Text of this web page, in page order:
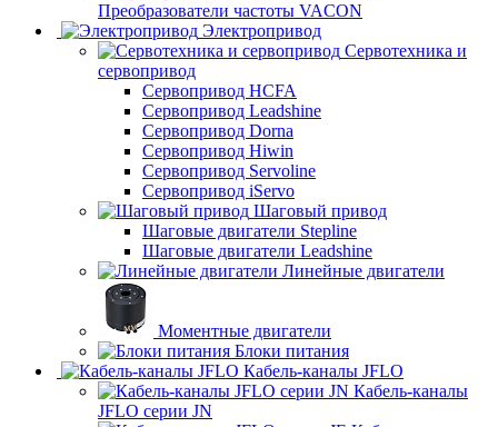
Преобразователи частоты VACON
Электропривод
Сервотехника и
сервопривод
Сервопривод HCFA
Сервопривод Leadshine
Сервопривод Dorna
Сервопривод Hiwin
Сервопривод Servoline
Сервопривод iServo
Шаговый привод
Шаговые двигатели Stepline
Шаговые двигатели Leadshine
Линейные двигатели
Моментные двигатели
Блоки питания
Кабель-каналы JFLO
Кабель-каналы
JFLO серии JN